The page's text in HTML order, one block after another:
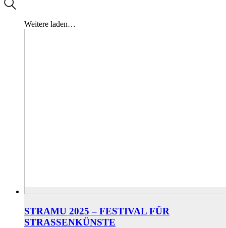
Weitere laden…
STRAMU 2025 – FESTIVAL FÜR
STRASSENKÜNSTE